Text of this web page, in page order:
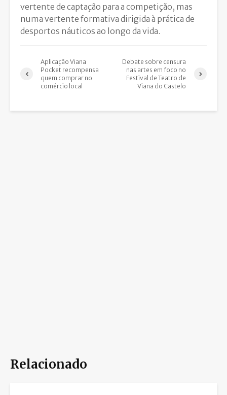
vertente de captação para a competição, mas
numa vertente formativa dirigida à prática de
desportos náuticos ao longo da vida.
Aplicação Viana
Pocket recompensa
quem comprar no
comércio local
Debate sobre censura
nas artes em foco no
Festival de Teatro de
Viana do Castelo
Relacionado